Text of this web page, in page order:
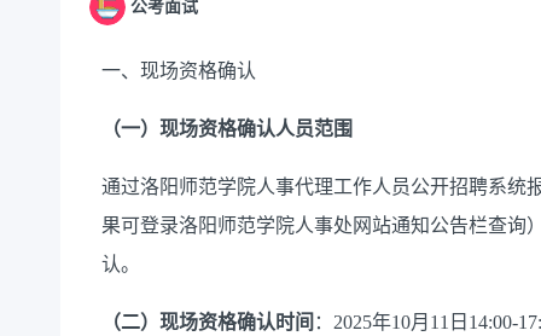
公考面试
一、现场资格确认
（一） 现场资格确认人员范围
通过洛阳师范学院人事代理工作人员公开招聘系统
果可登录洛阳师范学院人事处网站通知公告栏查询
认。
（二） 现场资格确认时间 ： 2025年10月 11 日 14:00-1 7: